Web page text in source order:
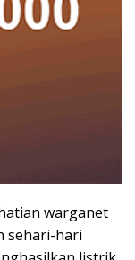
warganet
sehari-hari